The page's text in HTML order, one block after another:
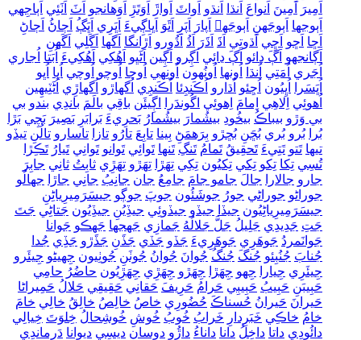
اَمِيرَ
اَمِينَ اَنواعَ اَنڌا اَنڌو اَواٽَ اَواڙَ اَوَتَڙِ اَوَھانجو اَٺَ اَٺَئِي اَٻاجِهي
اَٻوجها اَٻوجَهنِ اَٻوجَهہ اَپارَ اَپَرِ اَٿَوَ اَڀاڳِيءَ اَڀَرِي اَڀَڳُ اَڄاڻُ اَڄاڻِ
اَڇا اَڇو اَڇِي اَڌوتِي اَڌَ اَڌَرَ اَڌُ اَڌُورو اَڙانگا اَگها اَگَلِي اَگَهنِ
اَڳانجهو اَڳَ ڍائو اَڳَ ڍائِي اَڳِرو اَڳِين اَڻَڀو اَھُکِي اَھُکِيءَ اُبَتا اُجاري
اُجَري اُمَتِي اُنڌا اُونها اُونُهون اُونِهي اُوچا اُوچو اُوچي اُڀا اُڀو
اُڀَسَرا
اُڀِيُون اُڃِئو اُڌارو اُڪَنڊِئا اُڪَنڊِي اُگهاڙو اُگهاڙِي اُڻَٽِيھِين
اُھوئِي اِلاھِي اِمامَ اِھوئِي اگُوندَرا اڳِيئَن باقِي بالَمَ باندِي بندو بي
بي وَڙو بيباڪُ بيخُودِ بيشُمارَ بيشُمارُ بَحرِيءَ بَرابَرِ بَصِيرَ بَچِي بَڙا
بُرا
بُرو بُري بُڇَنِ بُڇڙو بِرَھمَڻِ بِينا تابِعَ تارُو تازا تاسارو تالُنِ تيڏو
تيھا تَتو تَتِيءَ تَحقِيقُ تَمامُ تَنگِ تَنھا تَوائِي تَوانو تَوانِي تَيارُ تَڪِڙا
تُسِي تِکا تِکو تِکي تِکيُون تِکِي تِھَڙا تِھَڙو تِھَڙِي ثابِتُ ثانِي جابِرَ
جارو جالارا جالَ جامو جامَ جامِعُ جان جانِبُ جانِي جاڙا
جهالُو
جوراڻو جوراڻي جورُ جوشَئُون جوپَ جوڳو جيسَرَمِيرِياڻِنِ
جيسَرَمِيرِياڻِيُون جيڏا جيڏو جيڏوئِي جيڏِيُنِ جيڏِيُون جَتاڻِي جَتَ
جَتِ جَدِيدِي جَلِيلُ جَلَّ جَلالُهُ جَمازِي جَهجها جَهڪو جَوانا
جَوانَمردُ جَوھَرِي جَوھَرِيءَ جَڏو جَڏي جَڏَنِ جَڏَڙو جَڏِي جُدا
جُنابَ جُنُبِئو جُنگَ جُنگُ جُوانَ جُوانُ جُوٺَنِ جُوٺِيون جِهيڻو جِيئَرو
جِيئَرِي جِيارا جِھو جِھَڙا جِھَڙو جِھَڙِي جِھَڙِيُون حاضُرُ حامِي
حَبِيبَنِ حَبِيبُ حَبِيبِي حَرامُ حَرِيفَ حَقانِي حَقِيقِي حَلالُ حَمِيراڻا
حَيرانَ حَيرانُ حُسناڪَ حُضُورِي خاصُ خالِصُ خالِقُ خالِي خامَ
خامُ خاڪِي خَبَرِدارِ خَرابُ خُوبُ خُوشِ خُوشِحالُ خِلوَتَ خِيالِي
دائُودِي داتا داخِلُ دانا داناءُ داڙُو دوسان ديسِي ديوانا دَرماندِي